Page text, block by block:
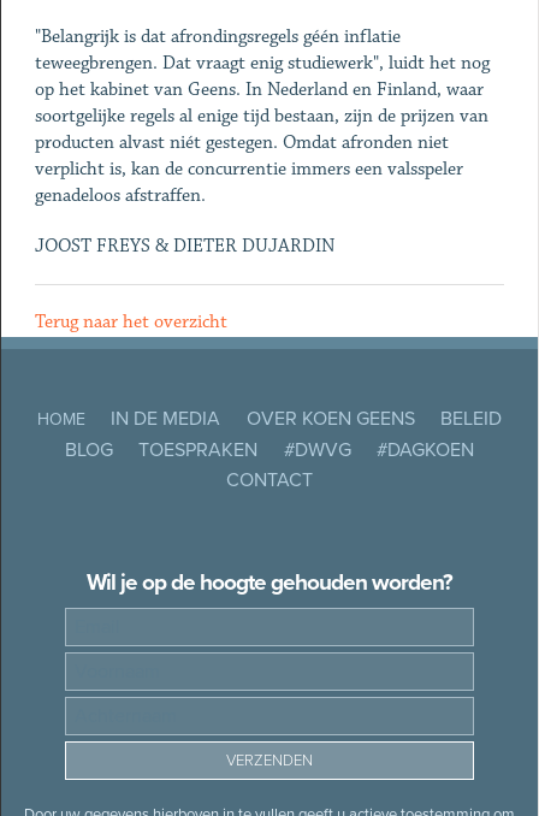
"Belangrijk is dat afrondingsregels géén inflatie
teweegbrengen. Dat vraagt enig studiewerk", luidt het nog
op het kabinet van Geens. In Nederland en Finland, waar
soortgelijke regels al enige tijd bestaan, zijn de prijzen van
producten alvast niét gestegen. Omdat afronden niet
verplicht is, kan de concurrentie immers een valsspeler
genadeloos afstraffen.
JOOST FREYS & DIETER DUJARDIN
Terug naar het overzicht
HOME IN DE MEDIA OVER KOEN GEENS
BELEID
BLOG
TOESPRAKEN #DWVG
#DAGKOEN
CONTACT
Wil je op de hoogte gehouden worden?